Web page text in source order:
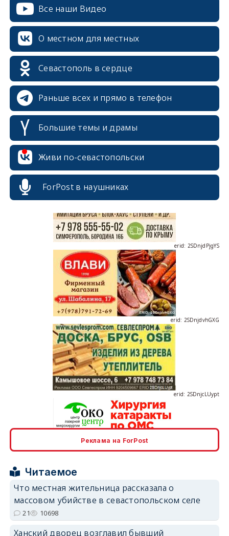
Все наши Видео
О местном для местных
Севастополь в сердце
Раньше всех и прямо в телефон
Большие темы и драмы
Живи по-севастопольски
ForPost в наушниках
erid: 2SDnjcrDNw6
erid: 2SDnjdPjgYS
erid: 2SDnjdvhGXG
Реклама на ForPost
Читаемое
Что местная жительница рассказала о
массовом убийстве в севастопольском селе
21 10698
Ханский дворец возглавил бывший